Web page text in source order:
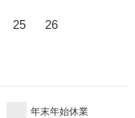
25 26
年末年始休業